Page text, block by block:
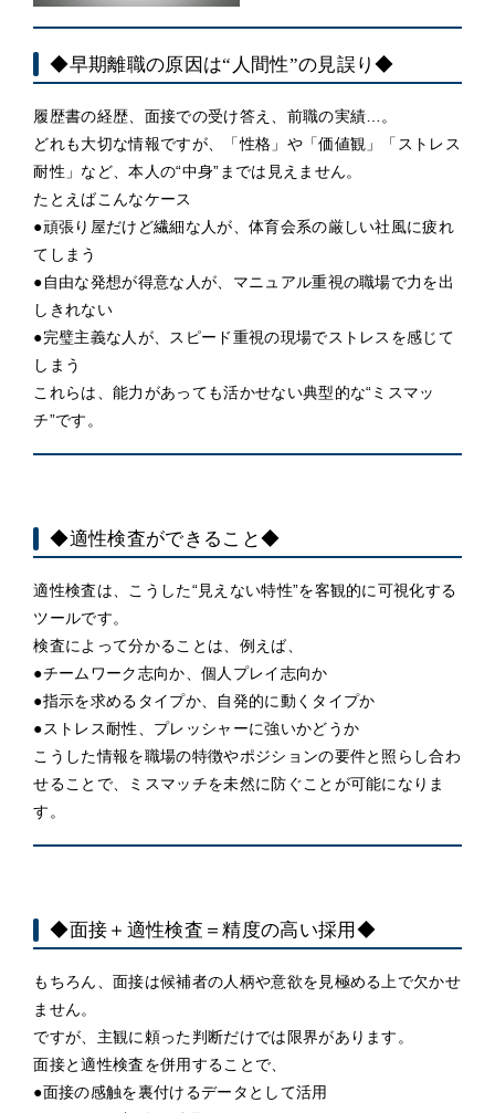
◆早期離職の原因は“人間性”の見誤り◆
履歴書の経歴、面接での受け答え、前職の実績…。
どれも大切な情報ですが、「性格」や「価値観」「ストレス
耐性」など、本人の“中身”までは見えません。
たとえばこんなケース
●頑張り屋だけど繊細な人が、体育会系の厳しい社風に疲れ
てしまう
●自由な発想が得意な人が、マニュアル重視の職場で力を出
しきれない
●完璧主義な人が、スピード重視の現場でストレスを感じて
しまう
これらは、能力があっても活かせない典型的な“ミスマッ
チ”です。
◆適性検査ができること◆
適性検査は、こうした“見えない特性”を客観的に可視化する
ツールです。
検査によって分かることは、例えば、
●チームワーク志向か、個人プレイ志向か
●指示を求めるタイプか、自発的に動くタイプか
●ストレス耐性、プレッシャーに強いかどうか
こうした情報を職場の特徴やポジションの要件と照らし合わ
せることで、ミスマッチを未然に防ぐことが可能になりま
す。
◆面接＋適性検査＝精度の高い採用◆
もちろん、面接は候補者の人柄や意欲を見極める上で欠かせ
ません。
ですが、主観に頼った判断だけでは限界があります。
面接と適性検査を併用することで、
●面接の感触を裏付けるデータとして活用